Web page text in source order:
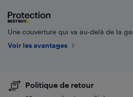
Une couverture qui va au-delà de la
Voir les avantages
Politique de retour